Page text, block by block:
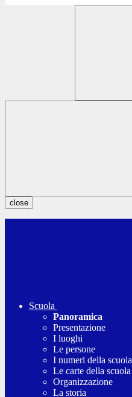
close
Scuola
Panoramica
Presentazione
I luoghi
Le persone
I numeri della scuola
Le carte della scuola
Organizzazione
La storia